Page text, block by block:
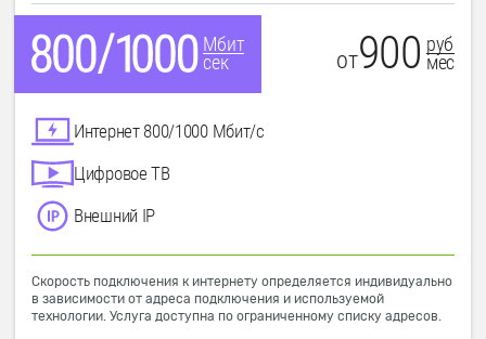
Мбит
сек
от900 руб
мес
Интернет 800/1000 Мбит/с
Цифровое ТВ
Внешний IP
Скорость подключения к интернету определяется индивидуально
в зависимости от адреса подключения и используемой
технологии. Услуга доступна по ограниченному списку адресов.